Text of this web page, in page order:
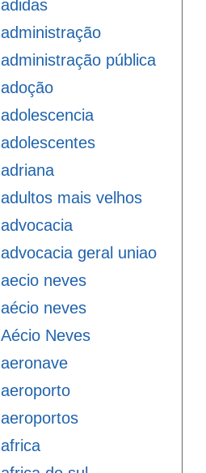
adidas
administração
administração pública
adoção
adolescencia
adolescentes
adriana
adultos mais velhos
advocacia
advocacia geral uniao
aecio neves
aécio neves
Aécio Neves
aeronave
aeroporto
aeroportos
africa